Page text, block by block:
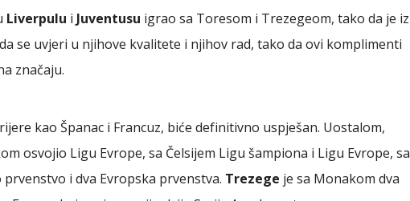
Liverpulu i Juventusu igrao sa Toresom i Trezegeom, tako da je iz
se uvjeri u njihove kvalitete i njihov rad, tako da ovi komplimenti
značaju.
kao Španac i Francuz, biće definitivno uspješan. Uostalom,
osvojio Ligu Evrope, sa Čelsijem Ligu šampiona i Ligu Evrope, sa
i dva Evropska prvenstva. Trezege je sa Monakom dva